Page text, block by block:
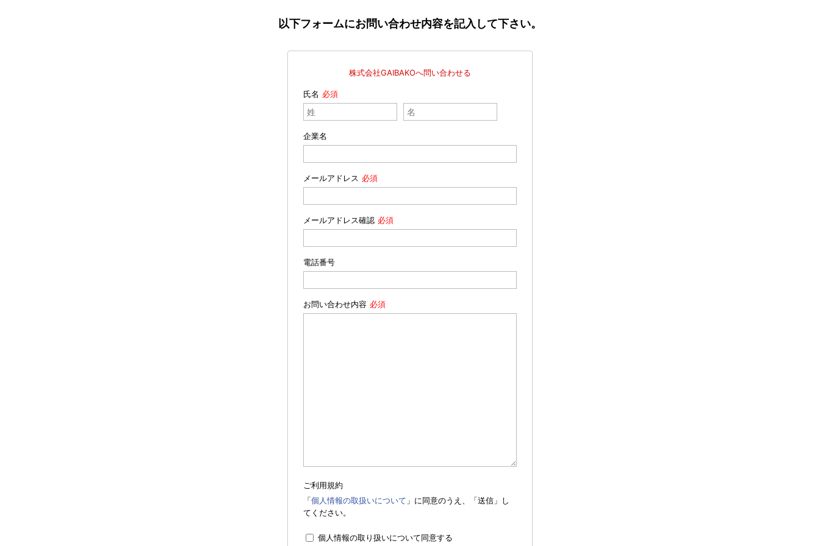
以下フォームにお問い合わせ内容を記入して下さい。
株式会社GAIBAKOへ問い合わせる
氏名
企業名
メールアドレス
メールアドレス確認
電話番号
お問い合わせ内容
ご利用規約
「個人情報の取扱いについて 」に同意のうえ、「送信」し
てください。
個人情報の取り扱いについて同意する